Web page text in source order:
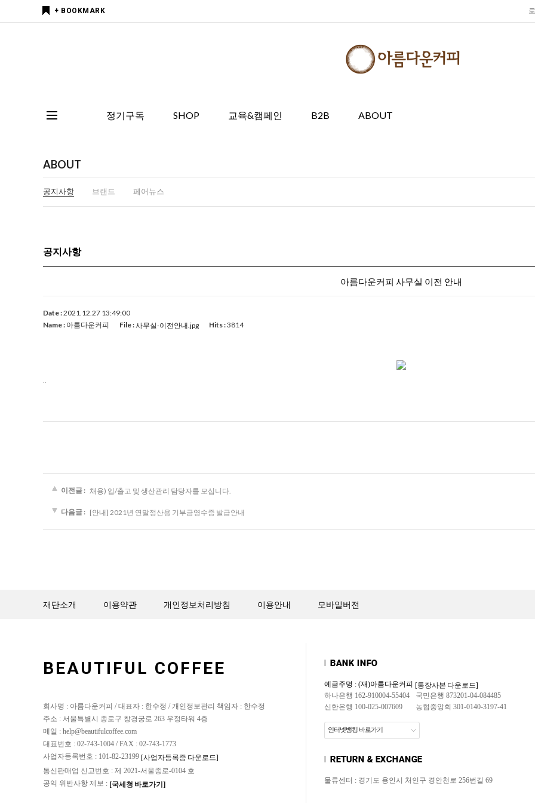
+ BOOKMARK
정기구독 SHOP 교육&캠페인 B2B ABOUT
ABOUT
공지사항 브랜드 페어뉴스
공지사항
아름다운커피 사무실 이전 안내
Date :2021.12.27 13:49:00
Name : 아름다운커피 File :사무실-이전안내.jpg Hits :3814
이전글 : 채용) 입/출고 및 생산관리 담당자를 모십니다.
다음글 : [안내] 2021년 연말정산용 기부금영수증 발급안내
재단소개 이용약관 개인정보처리방침 이용안내 모바일버전
BEAUTIFUL COFFEE
회사명 : 아름다운커피 / 대표자 : 한수정 / 개인정보관리 책임자 : 한수정
주소 : 서울특별시 종로구 창경궁로 263 우정타워 4층
메일 : help@beautifulcoffee.com
대표번호 : 02-743-1004 / FAX : 02-743-1773
사업자등록번호 : 101-82-23199 [사업자등록증 다운로드]
통신판매업 신고번호 : 제 2021-서울종로-0104 호
공익 위반사항 제보 : [국세청 바로가기]
예금주명 : (재)아름다운커피 [통장사본 다운로드]
하나은행 162-910004-55404
국민은행 873201-04-084485
신한은행 100-025-007609
농협중앙회 301-0140-3197-41
인터넷뱅킹 바로가기
물류센터 : 경기도 용인시 처인구 경안천로 256번길 69